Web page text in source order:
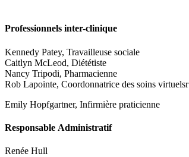
Professionnels inter-clinique
Kennedy Patey, Travailleuse sociale
Caitlyn McLeod, Diététiste
Nancy Tripodi, Pharmacienne
Rob Lapointe, Coordonnatrice des soins virtuelsr
Emily Hopfgartner, Infirmière praticienne
Responsable Administratif
Renée Hull